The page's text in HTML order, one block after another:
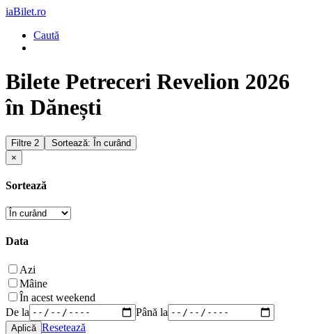
iaBilet.ro
Caută
Bilete Petreceri Revelion 2026
în Dănești
Filtre 2
Sortează: În curând
×
Sortează
Data
Azi
Mâine
În acest weekend
De la
Până la
Resetează